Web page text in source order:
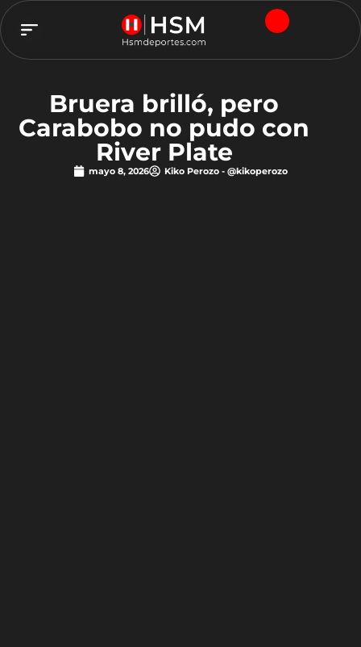
Bruera brilló, pero
Carabobo no pudo con
River Plate
mayo 8, 2026 Kiko Perozo - @kikoperozo